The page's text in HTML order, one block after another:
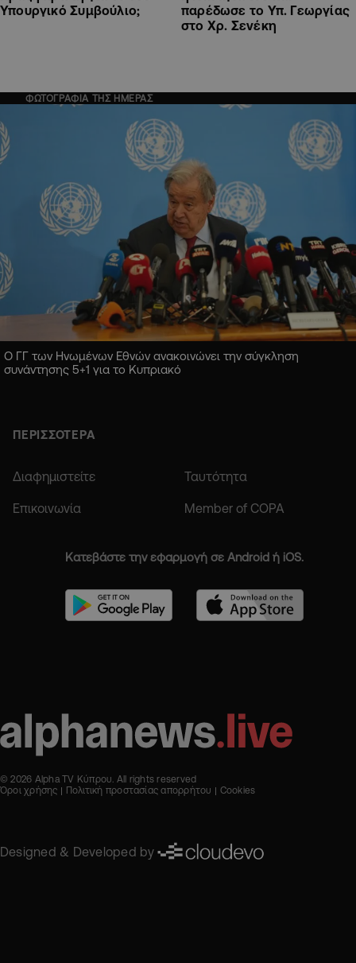
Υπουργικό Συμβούλιο;
παρέδωσε το Υπ. Γεωργίας
στο Χρ. Σενέκη
ΦΩΤΟΓΡΑΦΙΑ ΤΗΣ ΗΜΕΡΑΣ
Ο ΓΓ των Ηνωμένων Εθνών ανακοινώνει την σύγκληση
συνάντησης 5+1 για το Κυπριακό
ΠΕΡΙΣΣΟΤΕΡΑ
Διαφημιστείτε Ταυτότητα
Επικοινωνία Member of COPA
Κατεβάστε την εφαρμογή σε Android ή iOS.
© 2026 Alpha TV Κύπρου. All rights reserved
Όροι χρήσης
Πολιτική προστασίας απορρήτου Cookies
Designed & Developed by